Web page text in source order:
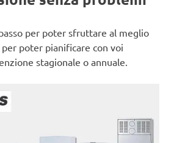
per poter sfruttare al meglio
poter pianificare con voi
stagionale o annuale.